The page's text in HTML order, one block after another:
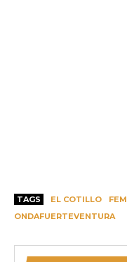
TAGS EL COTILLO FEM
ONDAFUERTEVENTURA